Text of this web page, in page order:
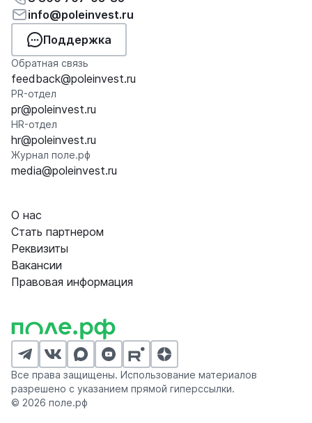
info@poleinvest.ru
Поддержка
Обратная связь
feedback@poleinvest.ru
PR-отдел
pr@poleinvest.ru
HR-отдел
hr@poleinvest.ru
Журнал поле.рф
media@poleinvest.ru
О нас
Стать партнером
Реквизиты
Вакансии
Правовая информация
Все права защищены. Использование материалов
разрешено с указанием прямой гиперссылки.
© 2026 поле.рф